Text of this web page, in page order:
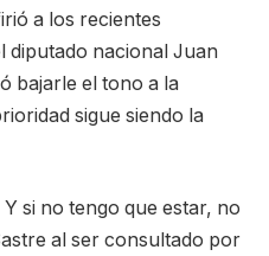
a los recientes
diputado nacional Juan
bajarle el tono a la
sigue siendo la
si no tengo que estar, no
al ser consultado por